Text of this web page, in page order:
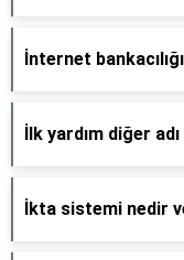
İnternet
İlk yardım diğer
İkta sistemi nedir